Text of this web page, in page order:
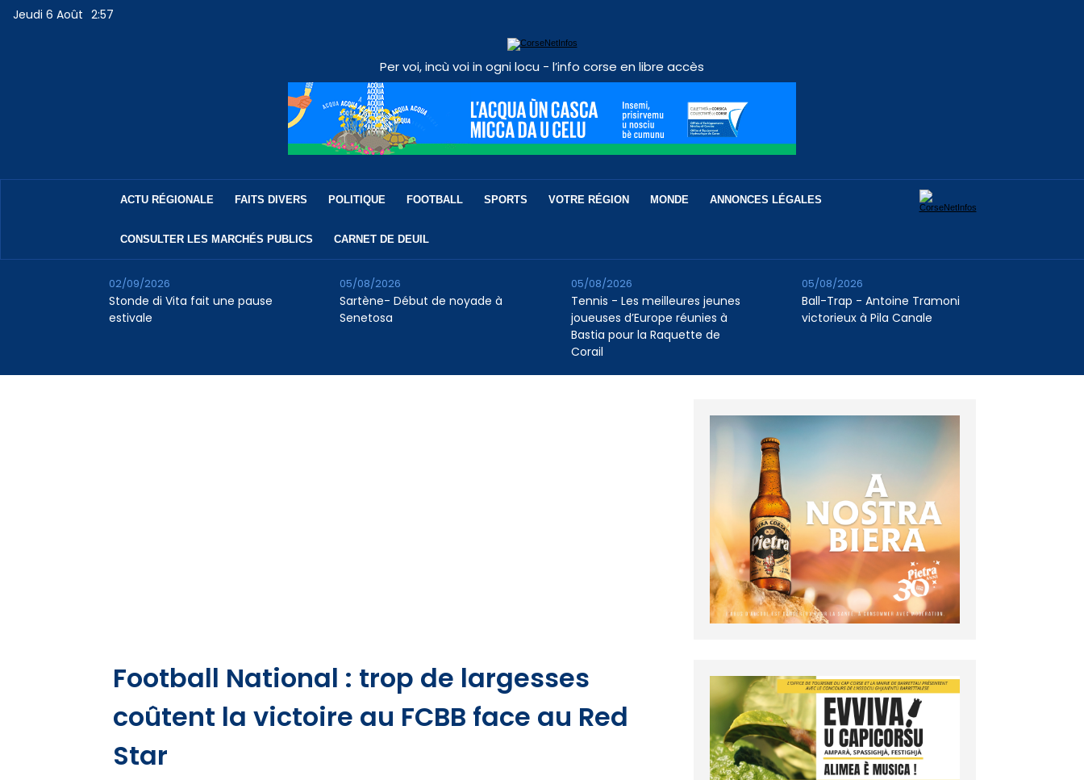
Jeudi 6 Août 2:57
Per voi, incù voi in ogni locu - l’info corse en libre accès
ACTU RÉGIONALE FAITS DIVERS POLITIQUE FOOTBALL SPORTS VOTRE RÉGION MONDE ANNONCES LÉGALES
CONSULTER LES MARCHÉS PUBLICS CARNET DE DEUIL
Stonde di Vita fait une pause
estivale
02/09/2026
Sartène- Début de noyade à
Senetosa
05/08/2026
Tennis - Les meilleures jeunes
joueuses d’Europe réunies à
Bastia pour la Raquette de
Corail
05/08/2026
Ball-Trap - Antoine Tramoni
victorieux à Pila Canale
05/08/2026
Football National : trop de largesses
coûtent la victoire au FCBB face au Red
Star